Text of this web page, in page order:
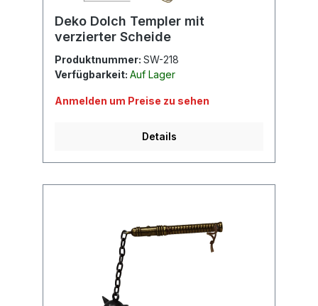
Deko Dolch Templer mit
verzierter Scheide
Produktnummer: SW-218
Verfügbarkeit: Auf Lager
Anmelden um Preise zu sehen
Details